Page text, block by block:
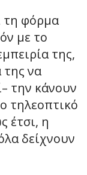
τη φόρμα
με το
της,
της να
την κάνουν
τηλεοπτικό
έτσι, η
δείχνουν